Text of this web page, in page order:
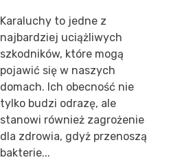
Karaluchy to jedne z
najbardziej uciążliwych
szkodników, które mogą
pojawić się w naszych
domach. Ich obecność nie
tylko budzi odrazę, ale
stanowi również zagrożenie
dla zdrowia, gdyż przenoszą
bakterie...